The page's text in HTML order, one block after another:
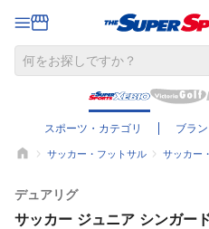
スポーツ・カテゴリ ブラ
サッカー・フットサル サッカー
デュアリグ
サッカー ジュニア シンガー